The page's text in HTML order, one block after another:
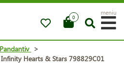
0
meniu
Pandantiv >
Hearts & Stars 798829C01